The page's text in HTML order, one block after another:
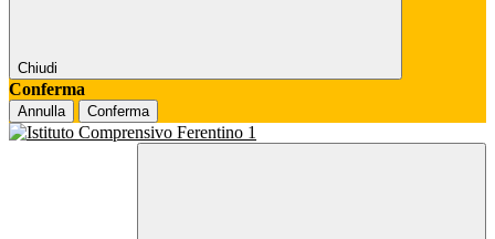
Chiudi
Conferma
Annulla Conferma